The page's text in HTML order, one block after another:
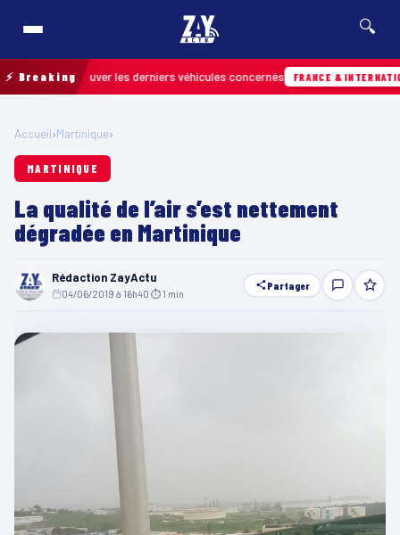
🔍
⚡ Breaking
retrouver les derniers véhicules concernés FRANCE & INTERNATIONALE
Accueil›Martinique›
MARTINIQUE
La qualité de l’air s’est nettement
dégradée en Martinique
Rédaction ZayActu
04/06/2019 à 16h40 ⏱ 1 min
Partager